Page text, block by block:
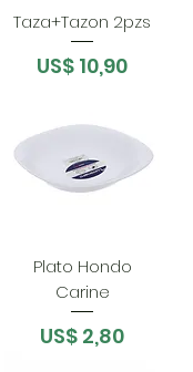
Taza+Tazon 2pzs
Preço
US$ 10,90
Plato Hondo
Carine
Preço
US$ 2,80